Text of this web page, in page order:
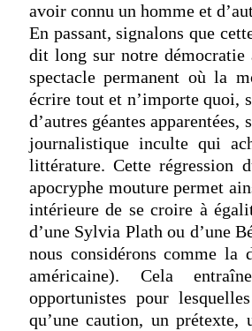
avoir connu un homme et
En passant, signalons que
dit long sur notre
spectacle permanent où la
écrire tout et n’importe quoi,
d’autres géantes
journalistique inculte qui
littérature. Cette régression
apocryphe mouture permet
intérieure de se croire à
d’une Sylvia Plath ou d’une
nous considérons comme la
américaine). Cela
opportunistes pour
qu’une caution, un